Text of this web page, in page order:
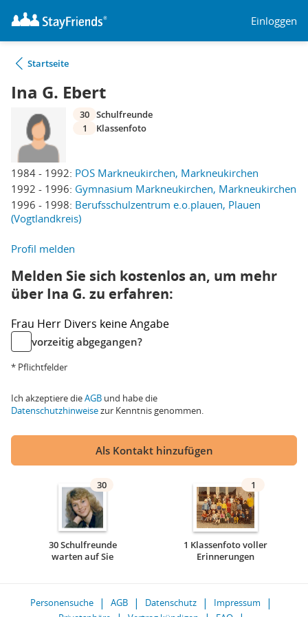
Einloggen
Startseite
Ina G. Ebert
1984 - 1992: POS Markneukirchen, Markneukirchen
1992 - 1996: Gymnasium Markneukirchen, Markneukirchen
1996 - 1998: Berufsschulzentrum e.o.plauen, Plauen
(Vogtlandkreis)
30 Schulfreunde
1
Klassenfoto
Profil melden
Melden Sie sich kostenlos an, um mehr
über Ina G. zu erfahren:
Frau Herr Divers keine Angabe
vorzeitig abgegangen?
* Pflichtfelder
Ich akzeptiere dieAGB und habe die
Datenschutzhinweisezur Kenntnis genommen.
Als Kontakt hinzufügen
30
30 Schulfreunde
warten auf Sie
1
1 Klassenfoto voller
Erinnerungen
Personensuche AGB Datenschutz
Impressum